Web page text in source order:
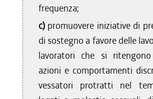
frequenza;
c) promuovere iniziative di
di sostegno a favore delle
lavoratori che si
azioni e comportamenti
vessatori protratti nel